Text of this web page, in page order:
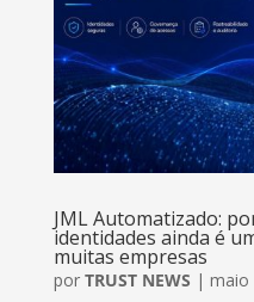
JML Automatizado:
identidades ainda é
muitas empresas
por TRUST NEWS | maio